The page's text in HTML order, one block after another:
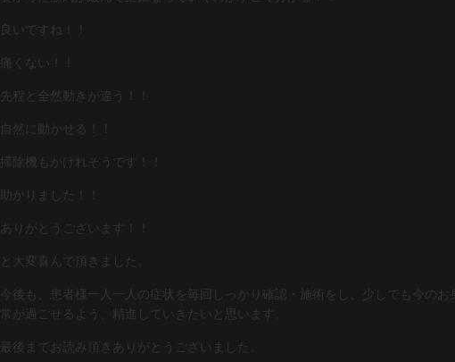
良いですね！！
痛くない！！
先程と全然動きが違う！！
自然に動かせる！！
掃除機もかけれそうです！！
助かりました！！
ありがとうございます！！
と大変喜んで頂きました。
今後も、患者様一人一人の症状を毎回しっかり確認・施術をし、少しでも今のお
常が過ごせるよう、精進していきたいと思います。
最後までお読み頂きありがとうございました。